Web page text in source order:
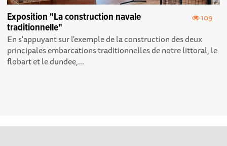
109
Exposition "La construction navale
traditionnelle"
En s'appuyant sur l'exemple de la construction des deux
principales embarcations traditionnelles de notre littoral, le
flobart et le dundee,...